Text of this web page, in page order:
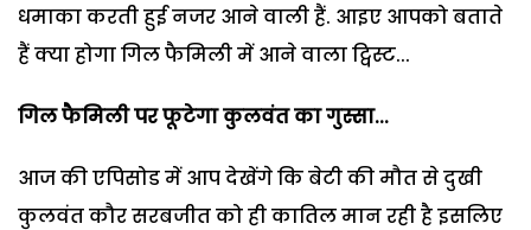
धमाका करती हुई नजर आने वाली हैं. आइए आपको बताते
हैं क्या होगा गिल फैमिली में आने वाला ट्विस्ट...
गिल फैमिली पर फूटेगा कुलवंत का गुस्सा...
आज की एपिसोड में आप देखेंगे कि बेटी की मौत से दुखी
कुलवंत कौर सरबजीत को ही कातिल मान रही है इसलिए